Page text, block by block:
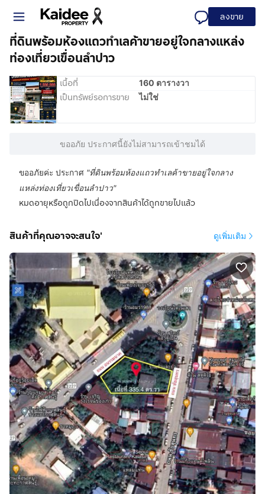
ลงขาย
ที่ดินพร้อมห้องแถวทำเลค้าขายอยู่ใจกลางแหล่ง
ท่องเที่ยวเขื่อนลำปาว
เนื้อที่ 160 ตารางวา
เป็นทรัพย์รอการขาย ไม่ใช่
ขออภัย ประกาศนี้ยังไม่สามารถเข้าชมได้
ขออภัยค่ะ ประกาศ "ที่ดินพร้อมห้องแถวทำเลค้าขายอยู่ใจกลาง
แหล่งท่องเที่ยวเขื่อนลำปาว"
หมดอายุหรือถูกปิดไปเนื่องจากสินค้าได้ถูกขายไปแล้ว
สินค้าที่คุณอาจจะสนใจ' ดูเพิ่มเติม